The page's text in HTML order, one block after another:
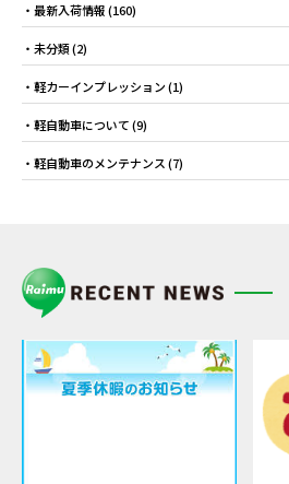
最新入荷情報(160)
未分類(2)
軽カーインプレッション(1)
軽自動車について(9)
軽自動車のメンテナンス(7)